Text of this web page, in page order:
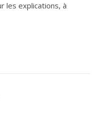
les explications, à